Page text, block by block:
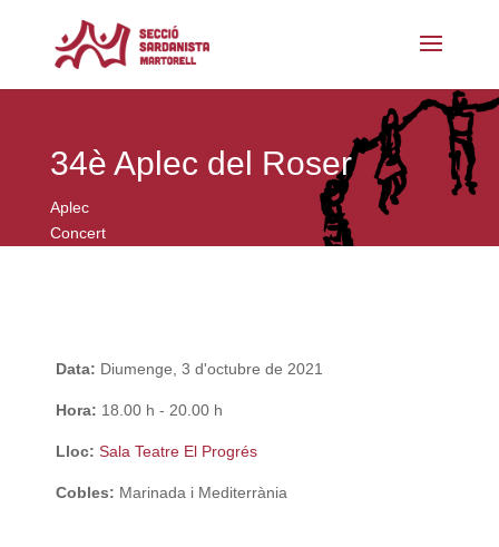
34è Aplec del Roser
Aplec
Concert
Data: Diumenge, 3 d'octubre de 2021
Hora: 18.00 h - 20.00 h
Lloc: Sala Teatre El Progrés
Cobles: Marinada i Mediterrània